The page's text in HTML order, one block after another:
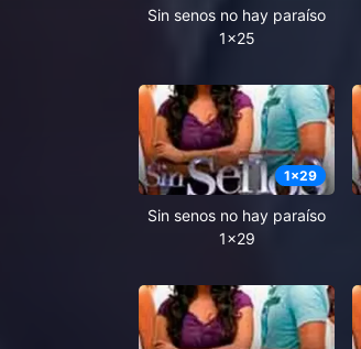
Sin senos no hay paraíso
1x25
1x29
Sin senos no hay paraíso
1x29